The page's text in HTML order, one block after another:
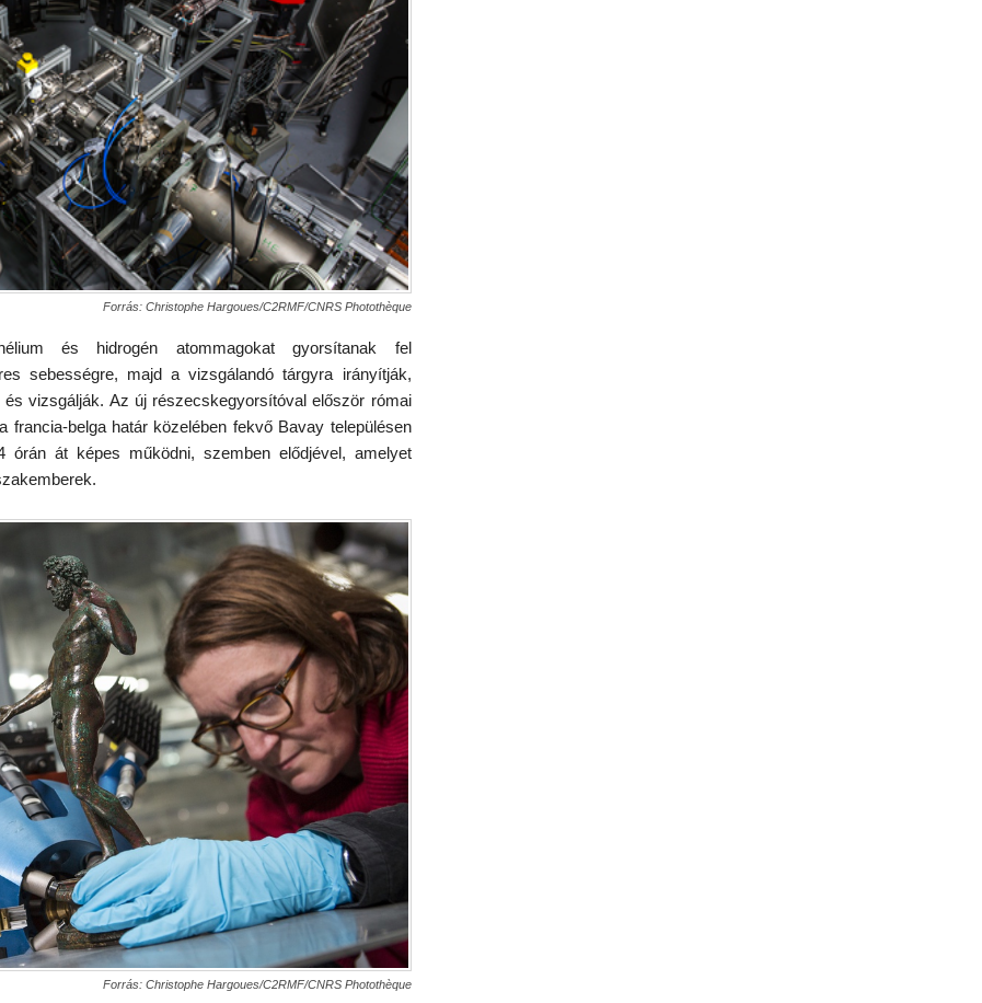
Forrás: Christophe Hargoues/C2RMF/CNRS Photothèque
és hidrogén atommagokat gyorsítanak fel
sebességre, majd a vizsgálandó tárgyra irányítják,
vizsgálják. Az új részecskegyorsítóval először római
francia-belga határ közelében fekvő Bavay településen
órán át képes működni, szemben elődjével, amelyet
Forrás: Christophe Hargoues/C2RMF/CNRS Photothèque